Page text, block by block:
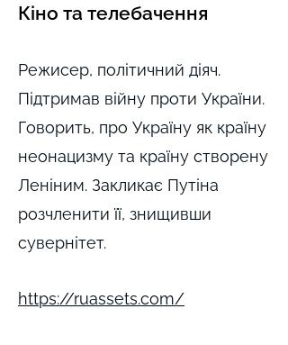
Кіно та телебачення
Режисер, політичний діяч.
Підтримав війну проти України.
Говорить, про Україну як країну
неонацизму та країну створену
Леніним. Закликає Путіна
розчленити її, знищивши
сувернітет.
https://ruassets.com/